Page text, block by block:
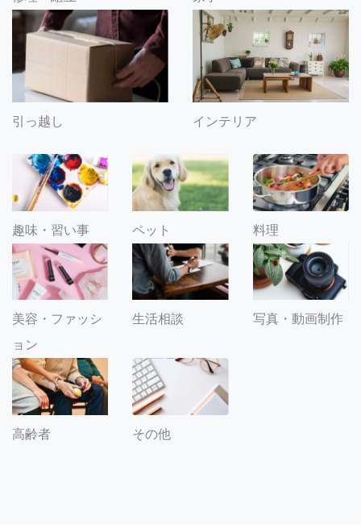
引っ越し インテリア
趣味・習い事 ペット 料理
美容・ファッシ
ョン
生活相談 写真・動画制作
高齢者 その他